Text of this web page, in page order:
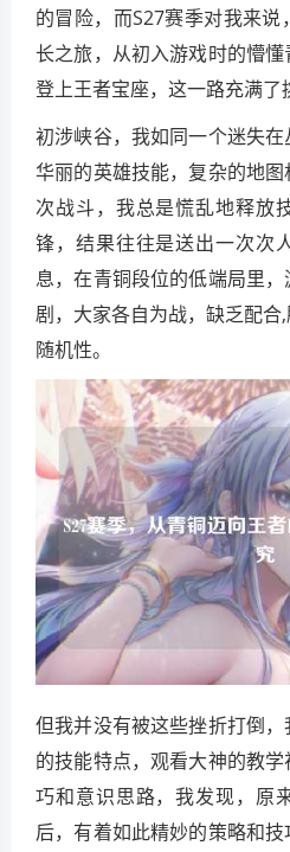
的冒险，而S27赛季对我来
长之旅，从初入游戏时的懵
登上王者宝座，这一路充满了
初涉峡谷，我如同一个迷失
华丽的英雄技能，复杂的地
次战斗，我总是慌乱地释放
锋，结果往往是送出一次次
息，在青铜段位的低端局里
剧，大家各自为战，缺乏配合
随机性。
但我并没有被这些挫折打倒
的技能特点，观看大神的教
巧和意识思路，我发现，原
后，有着如此精妙的策略和